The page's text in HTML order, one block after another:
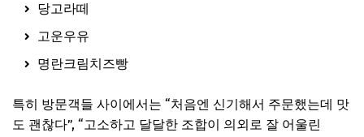
당고라떼
고운우유
명란크림치즈빵
특히 방문객들 사이에서는 “처음엔 신기해서 주문했는데 맛
도 괜찮다”, “고소하고 달달한 조합이 의외로 잘 어울린